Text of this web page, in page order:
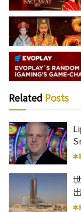
Related Posts
本
本